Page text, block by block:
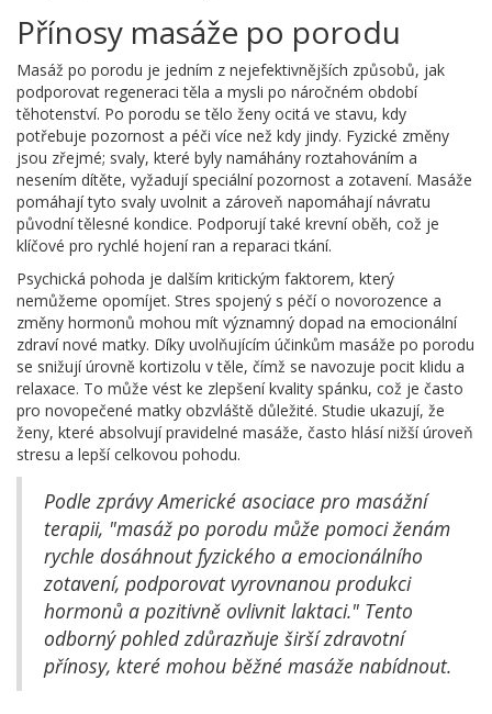
Přínosy masáže po porodu
Masáž po porodu je jedním z nejefektivnějších způsobů, jak
podporovat regeneraci těla a mysli po náročném období
těhotenství. Po porodu se tělo ženy ocitá ve stavu, kdy
potřebuje pozornost a péči více než kdy jindy. Fyzické změny
jsou zřejmé; svaly, které byly namáhány roztahováním a
nesením dítěte, vyžadují speciální pozornost a zotavení. Masáže
pomáhají tyto svaly uvolnit a zároveň napomáhají návratu
původní tělesné kondice. Podporují také krevní oběh, což je
klíčové pro rychlé hojení ran a reparaci tkání.
Psychická pohoda je dalším kritickým faktorem, který
nemůžeme opomíjet. Stres spojený s péčí o novorozence a
změny hormonů mohou mít významný dopad na emocionální
zdraví nové matky. Díky uvolňujícím účinkům masáže po porodu
se snižují úrovně kortizolu v těle, čímž se navozuje pocit klidu a
relaxace. To může vést ke zlepšení kvality spánku, což je často
pro novopečené matky obzvláště důležité. Studie ukazují, že
ženy, které absolvují pravidelné masáže, často hlásí nižší úroveň
stresu a lepší celkovou pohodu.
Podle zprávy Americké asociace pro masážní
terapii, "masáž po porodu může pomoci ženám
rychle dosáhnout fyzického a emocionálního
zotavení, podporovat vyrovnanou produkci
hormonů a pozitivně ovlivnit laktaci." Tento
odborný pohled zdůrazňuje širší zdravotní
přínosy, které mohou běžné masáže nabídnout.